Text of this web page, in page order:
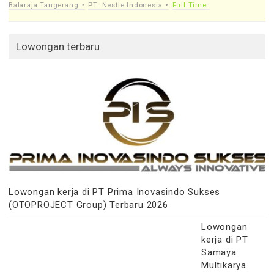
Balaraja Tangerang PT. Nestle Indonesia Full Time
Lowongan terbaru
Lowongan kerja di PT Prima Inovasindo Sukses
(OTOPROJECT Group) Terbaru 2026
Lowongan
kerja di PT
Samaya
Multikarya